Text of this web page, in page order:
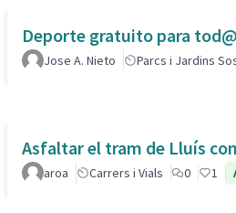
Deporte gratuito para
Jose A. Nieto Parcs i Jardins
Asfaltar el tram de Lluís
aroa Carrers i Vials 0 1